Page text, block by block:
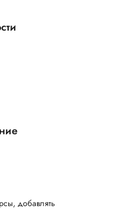
добавлять